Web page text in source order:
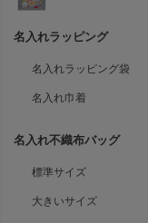
名入れラッピング
名入れラッピング袋
名入れ巾着
名入れ不織布バッグ
標準サイズ
大きいサイズ